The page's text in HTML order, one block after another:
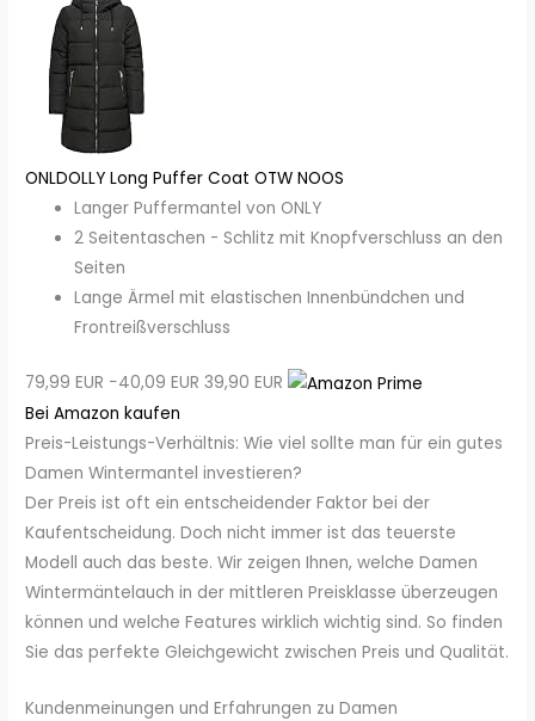
ONLDOLLY Long Puffer Coat OTW NOOS
Langer Puffermantel von ONLY
2 Seitentaschen - Schlitz mit Knopfverschluss an den
Seiten
Lange Ärmel mit elastischen Innenbündchen und
Frontreißverschluss
79,99 EUR −40,09 EUR 39,90 EUR
Bei Amazon kaufen
Preis-Leistungs-Verhältnis: Wie viel sollte man für ein gutes
Damen Wintermantel investieren?
Der Preis ist oft ein entscheidender Faktor bei der
Kaufentscheidung. Doch nicht immer ist das teuerste
Modell auch das beste. Wir zeigen Ihnen, welche Damen
Wintermäntelauch in der mittleren Preisklasse überzeugen
können und welche Features wirklich wichtig sind. So finden
Sie das perfekte Gleichgewicht zwischen Preis und Qualität.
Kundenmeinungen und Erfahrungen zu Damen